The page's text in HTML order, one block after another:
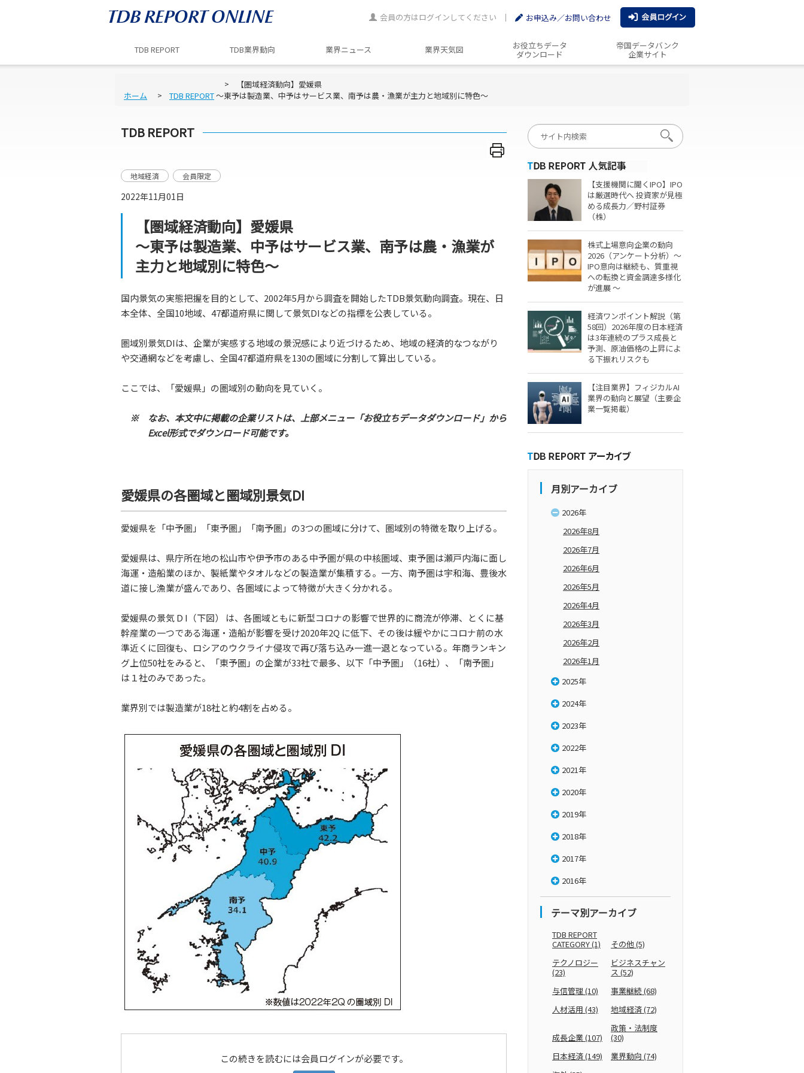
会員の方はログインしてください お申込み／お問い合わせ
TDB REPORT TDB業界動向 業界ニュース 業界天気図 お役立ちデータ
ダウンロード
帝国データバンク
企業サイト
ホーム TDB REPORT
【圏域経済動向】愛媛県
～東予は製造業、中予はサービス業、南予は農・漁業が主力と地域別に特色～
TDB REPORT
地域経済 会員限定
2022年11月01日
【圏域経済動向】愛媛県
～東予は製造業、中予はサービス業、南予は農・漁業が
主力と地域別に特色～
国内景気の実態把握を目的として、2002年5月から調査を開始したTDB景気動向調査。現在、日
本全体、全国10地域、47都道府県に関して景気DIなどの指標を公表している。
圏域別景気DIは、企業が実感する地域の景況感により近づけるため、地域の経済的なつながり
や交通網などを考慮し、全国47都道府県を130の圏域に分割して算出している。
ここでは、「愛媛県」の圏域別の動向を見ていく。
※ なお、本文中に掲載の企業リストは、上部メニュー「お役立ちデータダウンロード」から
Excel形式でダウンロード可能です。
愛媛県の各圏域と圏域別景気DI
愛媛県を「中予圏」「東予圏」「南予圏」の3つの圏域に分けて、圏域別の特徴を取り上げる。
愛媛県は、県庁所在地の松山市や伊予市のある中予圏が県の中核圏域、東予圏は瀬戸内海に面し
海運・造船業のほか、製紙業やタオルなどの製造業が集積する。一方、南予圏は宇和海、豊後水
道に接し漁業が盛んであり、各圏域によって特徴が大きく分かれる。
愛媛県の景気 D I（下図） は、各圏域ともに新型コロナの影響で世界的に商流が停滞、とくに基
幹産業の一つである海運・造船が影響を受け2020年2Q に低下、その後は緩やかにコロナ前の水
準近くに回復も、ロシアのウクライナ侵攻で再び落ち込み一進一退となっている。年商ランキン
グ上位50社をみると、「東予圏」の企業が33社で最多、以下「中予圏」（16社）、「南予圏」
は１社のみであった。
業界別では製造業が18社と約4割を占める。
この続きを読むには会員ログインが必要です。
【支援機関に聞くIPO】IPO
は厳選時代へ 投資家が見極
める成長力／野村証券
（株）
株式上場意向企業の動向
2026（アンケート分析）～
IPO意向は継続も、質重視
への転換と資金調達多様化
が進展 ～
経済ワンポイント解説（第
58回）2026年度の日本経済
は3年連続のプラス成長と
予測、原油価格の上昇によ
る下振れリスクも
【注目業界】フィジカルAI
業界の動向と展望（主要企
業一覧掲載）
月別アーカイブ
2026年
2026年8月
2026年7月
2026年6月
2026年5月
2026年4月
2026年3月
2026年2月
2026年1月
2025年
2024年
2023年
2022年
2021年
2020年
2019年
2018年
2017年
2016年
テーマ別アーカイブ
TDB REPORT
CATEGORY(1) その他(5)
テクノロジー
(23)
ビジネスチャン
ス (52)
与信管理(10) 事業継続(68)
人材活用 (43) 地域経済(72)
成長企業(107)
政策・法制度
(30)
日本経済(149) 業界動向 (74)